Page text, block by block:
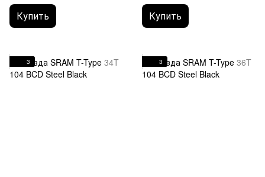
Купить Купить
3 3